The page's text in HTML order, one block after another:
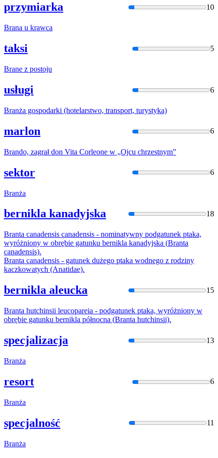
przymiarka 10
Brana u krawca
taksi 5
Brane z postoju
usługi 6
Branża gospodarki (hotelarstwo, transport, turystyka)
marlon 6
Brando, zagrał don Vita Corleone w „Ojcu chrzestnym”
sektor 6
Branża
bernikla kanadyjska 18
Branta canadensis canadensis - nominatywny podgatunek ptaka,
wyróżniony w obrębie gatunku bernikla kanadyjska (Branta
canadensis).
Branta canadensis - gatunek dużego ptaka wodnego z rodziny
kaczkowatych (Anatidae).
bernikla aleucka 15
Branta hutchinsii leucopareia - podgatunek ptaka, wyróżniony w
obrębie gatunku bernikla północna (Branta hutchinsii).
specjalizacja 13
Branża
resort 6
Branża
specjalność 11
Branża